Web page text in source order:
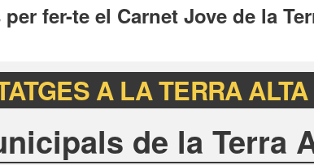
fer-te el Carnet Jove de la
A LA TERRA ALTA
de la Terra